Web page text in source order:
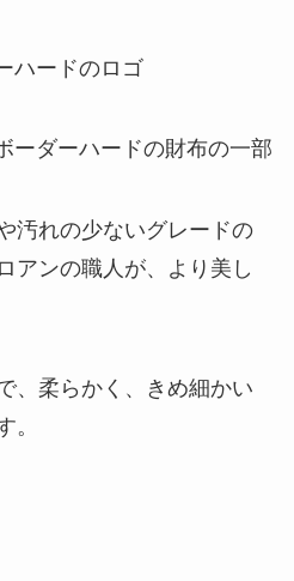
汚れの少ないグレードの
アンの職人が、より美し
、柔らかく、きめ細かい
。